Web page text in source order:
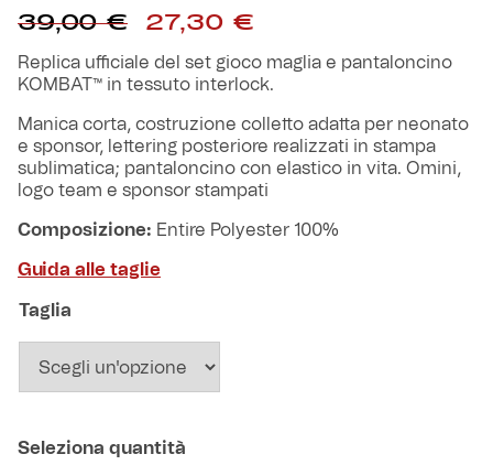
Robe di Kappa x Genoa
Vintage Collection
Red&Blue Voices
Kids
Accessori
Party
39,00€
Il
prezzo
originale
era:
39,00 €.
27,30 €
attuale
è:
27,30 €.
Replica ufficiale del set gioco maglia e pantaloncino
KOMBAT™ in tessuto interlock.
Manica corta, costruzione colletto adatta per neonato
e sponsor, lettering posteriore realizzati in stampa
sublimatica; pantaloncino con elastico in vita. Omini,
logo team e sponsor stampati
Composizione: Entire Polyester 100%
Guida alle taglie
Taglia